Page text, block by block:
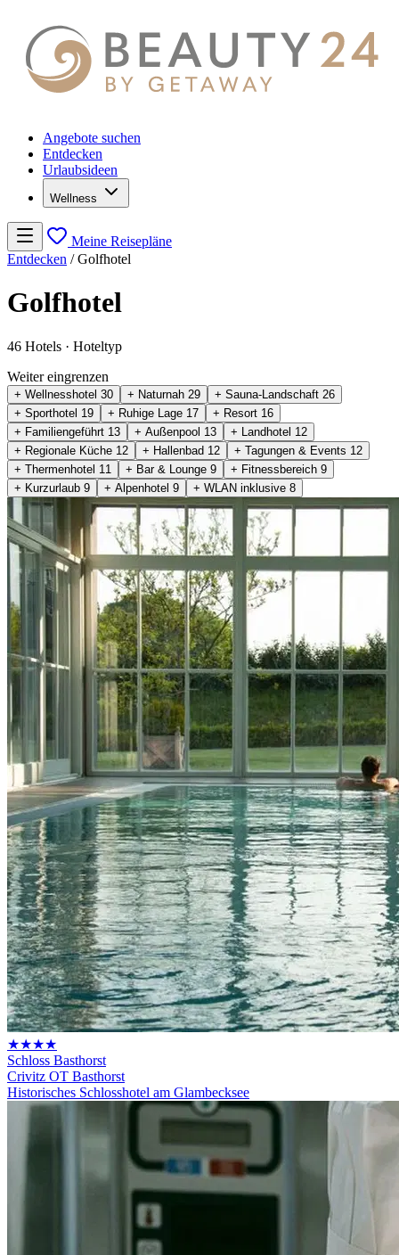
Angebote suchen
Entdecken
Urlaubsideen
Wellness
Meine Reisepläne
Entdecken / Golfhotel
Golfhotel
46 Hotels · Hoteltyp
Weiter eingrenzen
+ Wellnesshotel 30 + Naturnah 29 + Sauna-Landschaft 26
+ Sporthotel 19 + Ruhige Lage 17 + Resort 16
+ Familiengeführt 13 + Außenpool 13 + Landhotel 12
+ Regionale Küche 12 + Hallenbad 12 + Tagungen & Events 12
+ Thermenhotel 11 + Bar & Lounge 9 + Fitnessbereich 9
+ Kurzurlaub 9 + Alpenhotel 9 + WLAN inklusive 8
★★★★
Schloss Basthorst
Crivitz OT Basthorst
Historisches Schlosshotel am Glambecksee